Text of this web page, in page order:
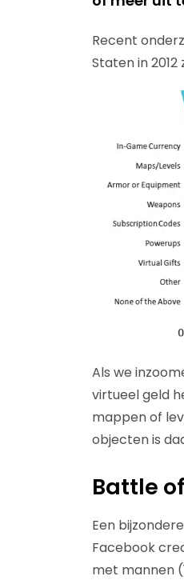
Recent
Staten in
Als we
virtueel geld
mappen of
objecten is
Battle
Een
Facebook
met mannen